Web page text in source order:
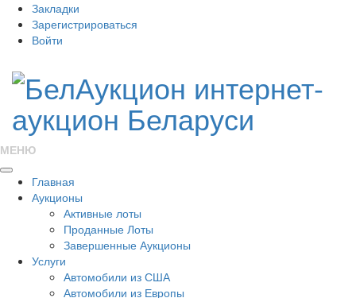
Закладки
Зарегистрироваться
Войти
МЕНЮ
Главная
Аукционы
Активные лоты
Проданные Лоты
Завершенные Аукционы
Услуги
Автомобили из США
Автомобили из Европы